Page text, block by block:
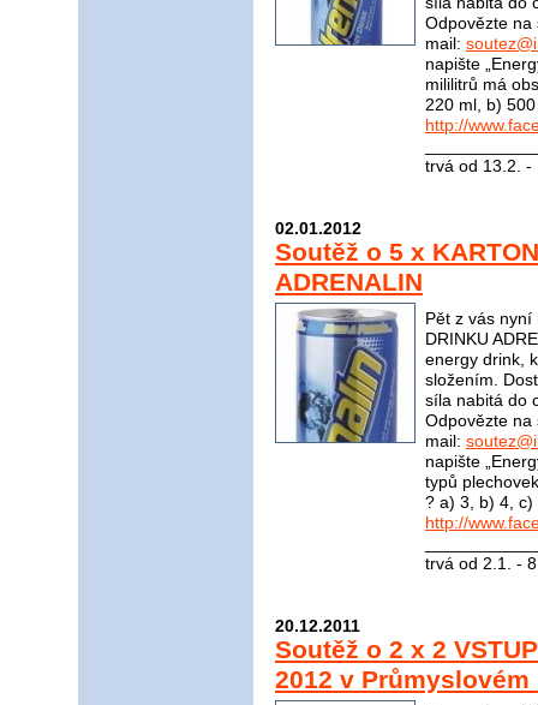
Odpovězte na
mail:
napište
mililitrů má
220 ml, b)
http://
trvá od 13.2.
02.01.2012
Soutěž o 5 x
ADRENALIN
Pět z vás nyní
DRINKU
energy drink,
složením.
síla nabitá do
Odpovězte na
mail:
napište
typů
? a) 3, b) 4,
http://
trvá od 2.1. -
20.12.2011
Soutěž o 2 x 2
2012 v Průmyslovém